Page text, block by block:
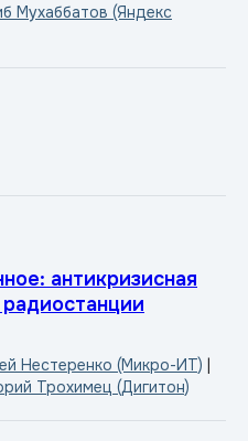
Мухаббатов (Яндекс
антикризисная
Нестеренко (Микро-ИТ) |
Трохимец (Дигитон)